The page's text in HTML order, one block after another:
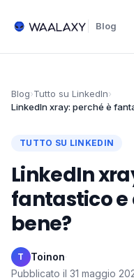
Blog
Blog›Tutto su LinkedIn›
LinkedIn xray: perché è
TUTTO SU LINKEDIN
LinkedIn
fantastico
bene?
T Toinon·
Pubblicato il 31 maggio